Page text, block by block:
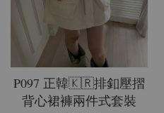
P097 正韓🇰🇷排釦壓摺
背心裙褲兩件式套裝